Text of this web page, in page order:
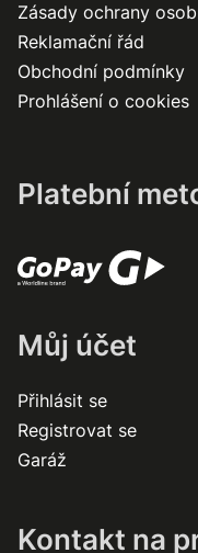
Zásady ochrany
Reklamační řád
Obchodní podmínky
Prohlášení o cookies
Platební
Můj účet
Přihlásit se
Registrovat se
Garáž
Kontakt na